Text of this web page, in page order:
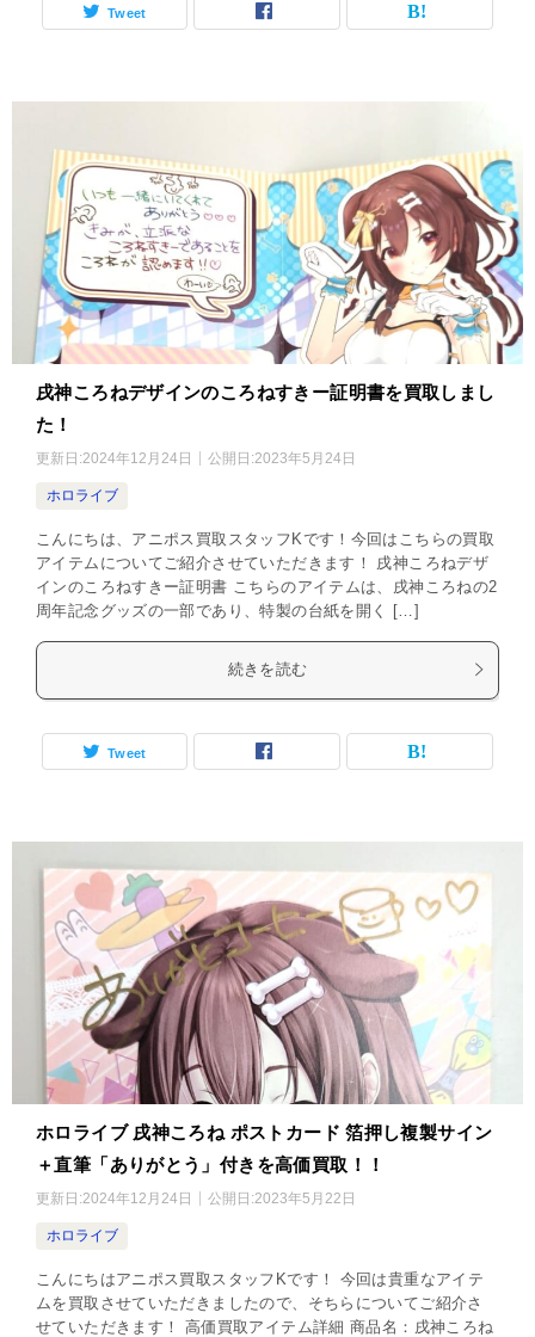
Tweet
戌神ころねデザインのころねすきー証明書を買取しまし
た！
更新日:2024年12月24日 公開日:2023年5月24日
ホロライブ
こんにちは、アニポス買取スタッフKです！今回はこちらの買取
アイテムについてご紹介させていただきます！ 戌神ころねデザ
インのころねすきー証明書 こちらのアイテムは、戌神ころねの2
周年記念グッズの一部であり、特製の台紙を開く […]
続きを読む
Tweet
ホロライブ 戌神ころね ポストカード 箔押し複製サイン
＋直筆「ありがとう」付きを高価買取！！
更新日:2024年12月24日 公開日:2023年5月22日
ホロライブ
こんにちはアニポス買取スタッフKです！ 今回は貴重なアイテ
ムを買取させていただきましたので、そちらについてご紹介さ
せていただきます！ 高価買取アイテム詳細 商品名：戌神ころね